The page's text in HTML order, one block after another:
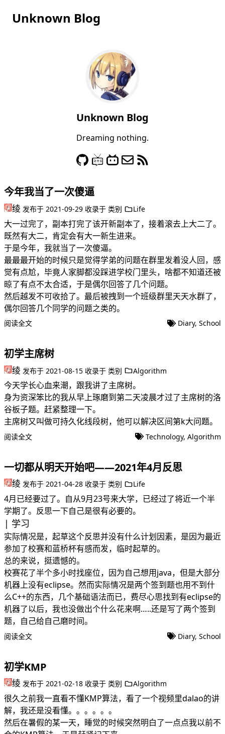
Unknown Blog
Unknown Blog
Dreaming nothing.
今年我当了一次傻逼
绫 发布于 2021-09-29 收录于 类别 Life
大一过完了，副本打完了该开新副本了，接着滚去上大二了。
既然有大二，肯定会有大一新生进来。
于是今年，我就当了一次傻逼。
最最最开始的时候只是觉得学弟的问题在群里发着没人回，感
觉有点尬，毕竟人家脚都没踩进学校门里头，啥都不知道还被
晾了有点不太合适，于是偶尔回答了几个问题。
然后越发不可收拾了。最后被拽到一个班级群里天天水群了，
偶尔回答几个同学的问题之类的。
阅读全文 Diary, School
初学主席树
绫 发布于 2021-08-15 收录于 类别 Algorithm
今天学长心血来潮，跟我讲了主席树。
身为资深笨比的我从早上琢磨到第二天凌晨才过了主席树的洛
谷板子题。赶紧整理一下。
主席树又叫做可持久化线段树，他可以解决区间第k大问题。
阅读全文 Technology, Algorithm
一切都从明天开始吧——2021年4月反思
绫 发布于 2021-04-28 收录于 类别 Life
4月已经要过了。自从9月23号来大学，已经过了将近一个半
学期了。反思一下自己是很有必要的。
学习
实际情况是，起草这个反思并没有什么计划因素，是因为最近
参加了校赛和蓝桥杯有感而发，临时起草的。
总的来说，挺遗憾的。
校赛花了半个多小时找座位，因为自己想用java，但是大部分
机器上没有eclipse。然而实际情况是两个签到题也用不到什
么C++的东西，几个基础语法而已，费尽心思找到有eclipse的
机器了以后，我也没做出个什么花来啊…..还是写了两个签到
题，自己给自己磨时间。
阅读全文 Diary, School
初学KMP
绫 发布于 2021-02-18 收录于 类别 Algorithm
很久之前我一直看不懂KMP算法，看了一个视频里dalao的讲
解，我还是没看懂。。。。。。
然后在暑假的某一天，睡觉的时候突然明白了一点点我以前不